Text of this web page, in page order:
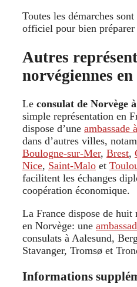
Toutes les démarches
officiel pour bien
Autres
norvégiennes
Le consulat de Norvège
simple représentation en
dispose d’une ambassade
dans d’autres villes,
Boulogne-sur-Mer, Brest,
Nice, Saint-Malo et
facilitent les échanges
coopération économique.
La France dispose de
en Norvège: une
consulats à Aalesund,
Stavanger, Tromsø et
Informations